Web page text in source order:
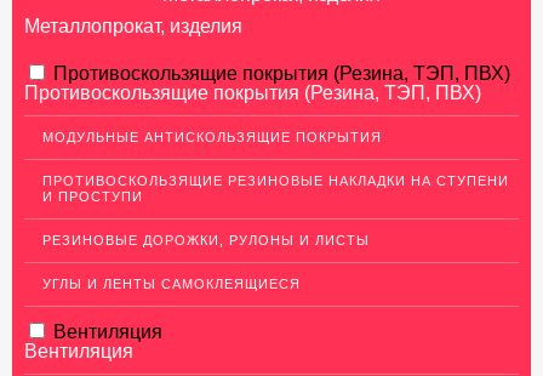
Металлопрокат, изделия
АЛЮМИНИЕВЫЙ ПРОКАТ
Перфорированный лист
Алюминиевые листы
Гладкие алюминиевые листы
Рифленые алюминиевые листы
Алюминиевые профили
Алюминиевые трубы
Противоскользящие покрытия (Резина, ТЭП, ПВХ)
Противоскользящие покрытия (Резина, ТЭП, ПВХ)
МОДУЛЬНЫЕ АНТИСКОЛЬЗЯЩИЕ ПОКРЫТИЯ
ПРОТИВОСКОЛЬЗЯЩИЕ РЕЗИНОВЫЕ НАКЛАДКИ НА СТУПЕНИ
И ПРОСТУПИ
РЕЗИНОВЫЕ ДОРОЖКИ, РУЛОНЫ И ЛИСТЫ
УГЛЫ И ЛЕНТЫ САМОКЛЕЯЩИЕСЯ
Вентиляция
Вентиляция